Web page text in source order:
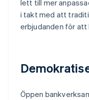
lett till mer
i takt med att
erbjudanden för att
Öppen